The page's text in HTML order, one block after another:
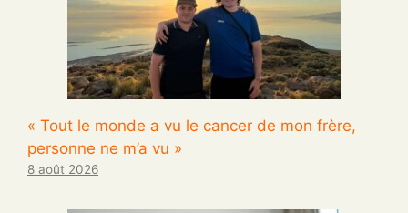
« Tout le monde a vu le cancer de mon frère,
personne ne m’a vu »
8 août 2026